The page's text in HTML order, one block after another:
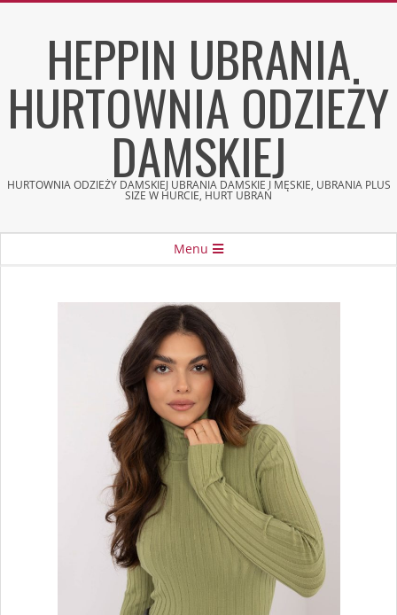
HEPPIN UBRANIA
HURTOWNIA ODZIEŻY
DAMSKIEJ
HURTOWNIA ODZIEŻY DAMSKIEJ UBRANIA DAMSKIE I MĘSKIE, UBRANIA PLUS
SIZE W HURCIE, HURT UBRAŃ
Menu